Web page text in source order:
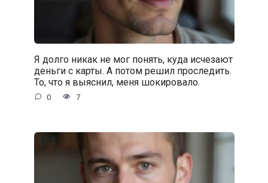
Я долго никак не мог понять, куда исчезают
деньги с карты. А потом решил проследить.
То, что я выяснил, меня шокировало.
0 7